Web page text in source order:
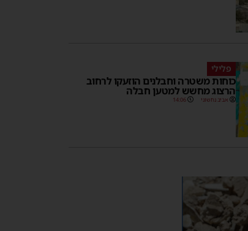
פלילי
כוחות משטרה וחבלנים הוזעקו לרחוב
הרצוג מחשש למטען חבלה
אביב נחשוני 14:06